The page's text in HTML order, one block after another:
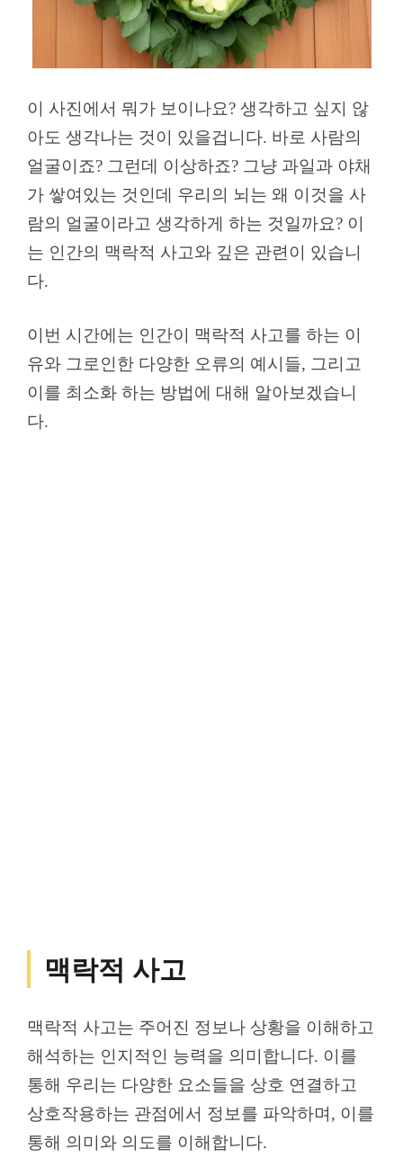
이 사진에서 뭐가 보이나요? 생각하고 싶지 않
아도 생각나는 것이 있을겁니다. 바로 사람의
얼굴이죠? 그런데 이상하죠? 그냥 과일과 야채
가 쌓여있는 것인데 우리의 뇌는 왜 이것을 사
람의 얼굴이라고 생각하게 하는 것일까요? 이
는 인간의 맥락적 사고와 깊은 관련이 있습니
다.
이번 시간에는 인간이 맥락적 사고를 하는 이
유와 그로인한 다양한 오류의 예시들, 그리고
이를 최소화 하는 방법에 대해 알아보겠습니
다.
맥락적 사고
맥락적 사고는 주어진 정보나 상황을 이해하고
해석하는 인지적인 능력을 의미합니다. 이를
통해 우리는 다양한 요소들을 상호 연결하고
상호작용하는 관점에서 정보를 파악하며, 이를
통해 의미와 의도를 이해합니다.